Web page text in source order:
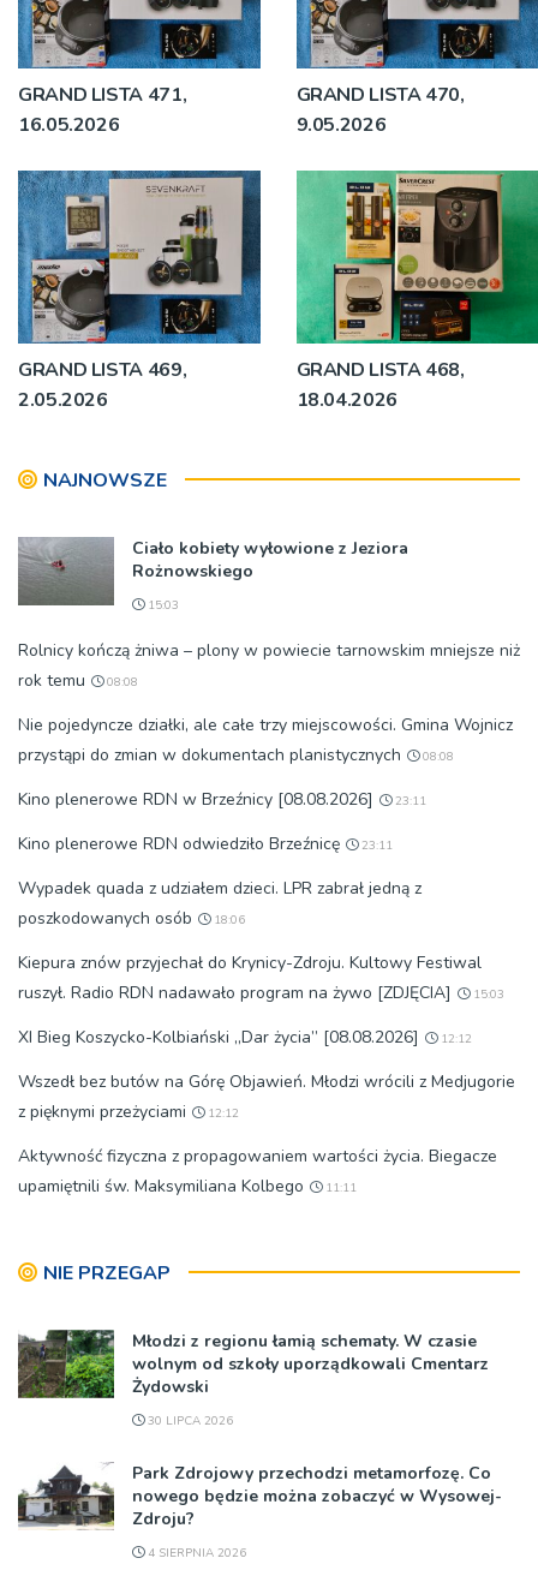
GRAND LISTA 471,
16.05.2026
GRAND LISTA 470,
9.05.2026
GRAND LISTA 469,
2.05.2026
GRAND LISTA 468,
18.04.2026
NAJNOWSZE
Ciało kobiety wyłowione z Jeziora
Rożnowskiego
15:03
Rolnicy kończą żniwa – plony w powiecie tarnowskim mniejsze niż
rok temu
08:08
Nie pojedyncze działki, ale całe trzy miejscowości. Gmina Wojnicz
przystąpi do zmian w dokumentach planistycznych
08:08
Kino plenerowe RDN w Brzeźnicy [08.08.2026] 23:11
Kino plenerowe RDN odwiedziło Brzeźnicę 23:11
Wypadek quada z udziałem dzieci. LPR zabrał jedną z
poszkodowanych osób
18:06
Kiepura znów przyjechał do Krynicy-Zdroju. Kultowy Festiwal
ruszył. Radio RDN nadawało program na żywo [ZDJĘCIA]
15:03
XI Bieg Koszycko-Kolbiański „Dar życia” [08.08.2026] 12:12
Wszedł bez butów na Górę Objawień. Młodzi wrócili z Medjugorie
z pięknymi przeżyciami
12:12
Aktywność fizyczna z propagowaniem wartości życia. Biegacze
upamiętnili św. Maksymiliana Kolbego
11:11
NIE PRZEGAP
Młodzi z regionu łamią schematy. W czasie
wolnym od szkoły uporządkowali Cmentarz
Żydowski
30 LIPCA 2026
Park Zdrojowy przechodzi metamorfozę. Co
nowego będzie można zobaczyć w Wysowej-
Zdroju?
4 SIERPNIA 2026